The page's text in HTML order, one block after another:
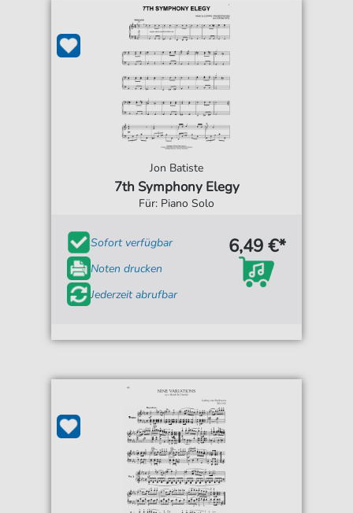
Jon Batiste
7th Symphony Elegy
Für: Piano Solo
Sofort verfügbar
Noten drucken
Jederzeit abrufbar
6,49 €*